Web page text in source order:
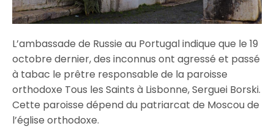
L’ambassade de Russie au Portugal indique que le 19
octobre dernier, des inconnus ont agressé et passé
à tabac le prêtre responsable de la paroisse
orthodoxe Tous les Saints à Lisbonne, Serguei Borski.
Cette paroisse dépend du patriarcat de Moscou de
l’église orthodoxe.